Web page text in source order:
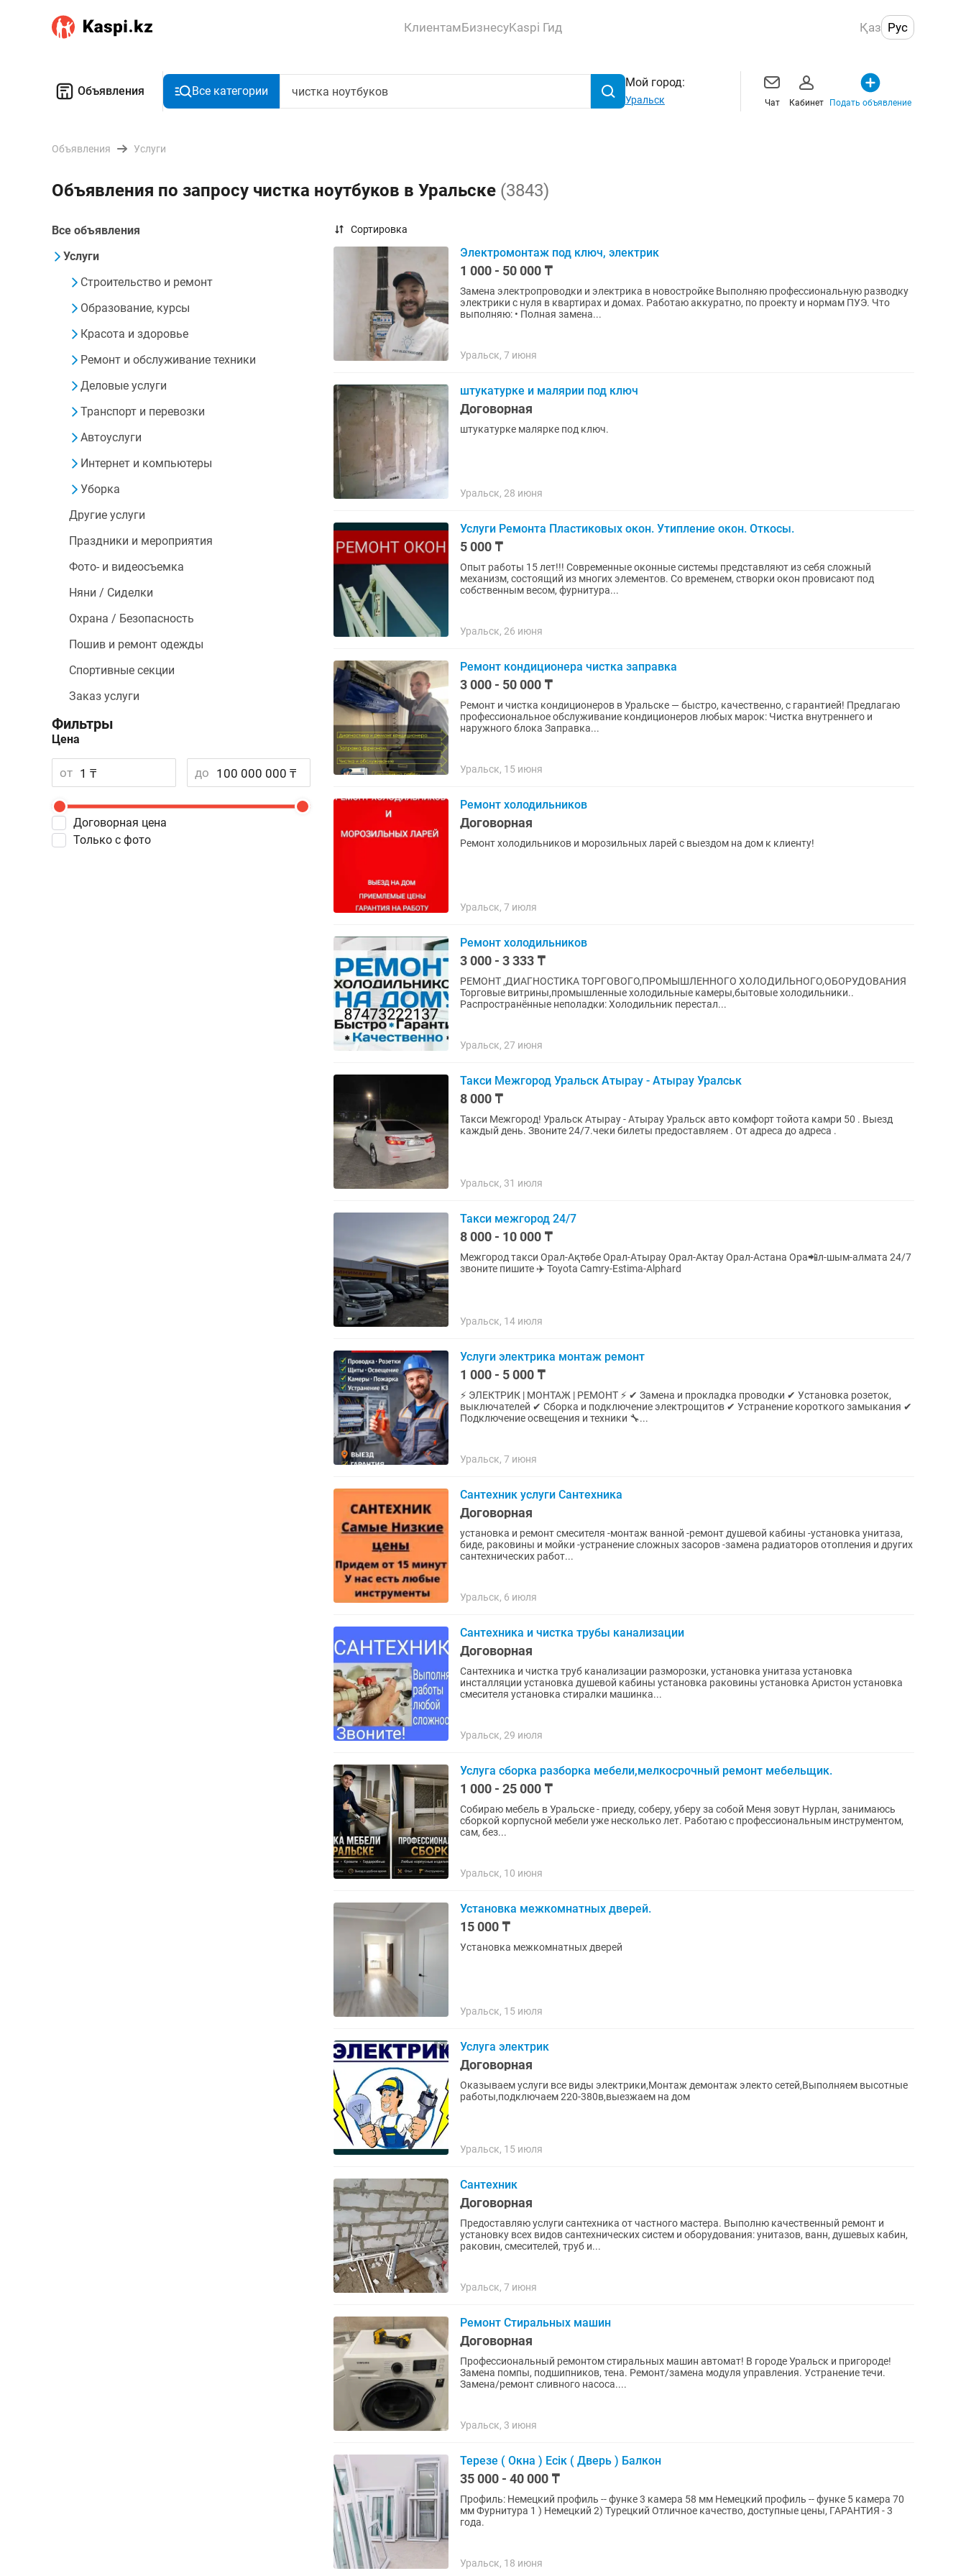
КлиентамБизнесуKaspi Гид Қаз Рус
Объявления Все категории
Мой город:
Уральск Чат Кабинет Подать объявление
Объявления Услуги
Объявления по запросу чистка ноутбуков в Уральске (3843)
Все объявления
Услуги
Строительство и ремонт
Образование, курсы
Красота и здоровье
Ремонт и обслуживание техники
Деловые услуги
Транспорт и перевозки
Другие услуги
Автоуслуги
Интернет и компьютеры
Уборка
Праздники и мероприятия
Фото- и видеосъемка
Няни / Сиделки
Охрана / Безопасность
Пошив и ремонт одежды
Спортивные секции
Заказ услуги
Фильтры
Цена
от до
Договорная цена
Только с фото
Сортировка
Электромонтаж под ключ, электрик
1 000 - 50 000 ₸
Замена электропроводки и электрика в новостройке Выполняю профессиональную разводку
электрики с нуля в квартирах и домах. Работаю аккуратно, по проекту и нормам ПУЭ. Что
выполняю: • Полная замена...
Уральск, 7 июня
штукатурке и малярии под ключ
Договорная
штукатурке малярке под ключ.
Уральск, 28 июня
Услуги Ремонта Пластиковых окон. Утипление окон. Откосы.
5 000 ₸
Опыт работы 15 лет!!! Современные оконные системы представляют из себя сложный
механизм, состоящий из многих элементов. Со временем, створки окон провисают под
собственным весом, фурнитура...
Уральск, 26 июня
Ремонт кондиционера чистка заправка
3 000 - 50 000 ₸
Ремонт и чистка кондиционеров в Уральске — быстро, качественно, с гарантией! Предлагаю
профессиональное обслуживание кондиционеров любых марок: Чистка внутреннего и
наружного блока Заправка...
Уральск, 15 июня
Ремонт холодильников
Договорная
Ремонт холодильников и морозильных ларей с выездом на дом к клиенту!
Уральск, 7 июля
Ремонт холодильников
3 000 - 3 333 ₸
РЕМОНТ ,ДИАГНОСТИКА ТОРГОВОГО,ПРОМЫШЛЕННОГО ХОЛОДИЛЬНОГО,ОБОРУДОВАНИЯ
Торговые витрины,промышленные холодильные камеры,бытовые холодильники..
Распространённые неполадки: Холодильник перестал...
Уральск, 27 июня
Такси Межгород Уральск Атырау - Атырау Уралськ
8 000 ₸
Такси Межгород! Уральск Атырау - Атырау Уральск авто комфорт тойота камри 50 . Выезд
каждый день. Звоните 24/7.чеки билеты предоставляем . От адреса до адреса .
Уральск, 31 июля
Такси межгород 24/7
8 000 - 10 000 ₸
Межгород такси Орал-Ақтөбе Орал-Атырау Орал-Актау Орал-Астана Ора📲л-шым-алмата 24/7
звоните пишите ✈️ Toyota Camry-Estima-Alphard
Уральск, 14 июля
Услуги электрика монтаж ремонт
1 000 - 5 000 ₸
⚡ ЭЛЕКТРИК | МОНТАЖ | РЕМОНТ ⚡ ✔ Замена и прокладка проводки ✔ Установка розеток,
выключателей ✔ Сборка и подключение электрощитов ✔ Устранение короткого замыкания ✔
Подключение освещения и техники 🔧...
Уральск, 7 июня
Сантехник услуги Сантехника
Договорная
установка и ремонт смесителя -монтаж ванной -ремонт душевой кабины -установка унитаза,
биде, раковины и мойки -устранение сложных засоров -замена радиаторов отопления и других
сантехнических работ...
Уральск, 6 июля
Сантехника и чистка трубы канализации
Договорная
Сантехника и чистка труб канализации разморозки, установка унитаза установка
инсталляции установка душевой кабины установка раковины установка Аристон установка
смесителя установка стиралки машинка...
Уральск, 29 июля
Услуга сборка разборка мебели,мелкосрочный ремонт мебельщик.
1 000 - 25 000 ₸
Собираю мебель в Уральске - приеду, соберу, уберу за собой Меня зовут Нурлан, занимаюсь
сборкой корпусной мебели уже несколько лет. Работаю с профессиональным инструментом,
сам, без...
Уральск, 10 июня
Установка межкомнатных дверей.
15 000 ₸
Установка межкомнатных дверей
Уральск, 15 июля
Услуга электрик
Договорная
Оказываем услуги все виды электрики,Монтаж демонтаж электо сетей,Выполняем высотные
работы,подключаем 220-380в,выезжаем на дом
Уральск, 15 июля
Сантехник
Договорная
Предоставляю услуги сантехника от частного мастера. Выполню качественный ремонт и
установку всех видов сантехнических систем и оборудования: унитазов, ванн, душевых кабин,
раковин, смесителей, труб и...
Уральск, 7 июня
Ремонт Стиральных машин
Договорная
Профессиональный ремонтом стиральных машин автомат! В городе Уральск и пригороде!
Замена помпы, подшипников, тена. Ремонт/замена модуля управления. Устранение течи.
Замена/ремонт сливного насоса....
Уральск, 3 июня
Терезе ( Окна ) Есік ( Дверь ) Балкон
35 000 - 40 000 ₸
Профиль: Немецкий профиль -- функе 3 камера 58 мм Немецкий профиль -- функе 5 камера 70
мм Фурнитура 1 ) Немецкий 2) Турецкий Отличное качество, доступные цены, ГАРАНТИЯ - 3
года.
Уральск, 18 июня